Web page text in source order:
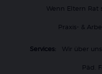
Wenn Eltern Rat
Praxis- &
Services: Wir über uns
Päd.